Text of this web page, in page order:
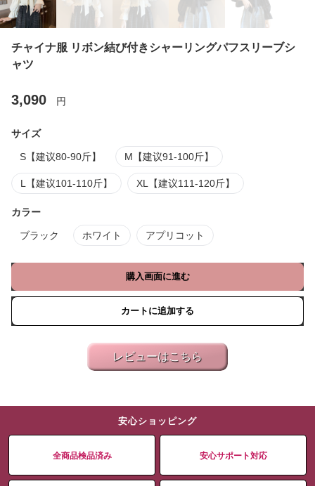
チャイナ服 リボン結び付きシャーリングパフスリーブシ
ャツ
3,090 円
サイズ
S【建议80-90斤】 M【建议91-100斤】
L【建议101-110斤】 XL【建议111-120斤】
カラー
ブラック ホワイト アプリコット
購入画面に進む
カートに追加する
レビューはこちら
安心ショッピング
全商品検品済み 安心サポート対応